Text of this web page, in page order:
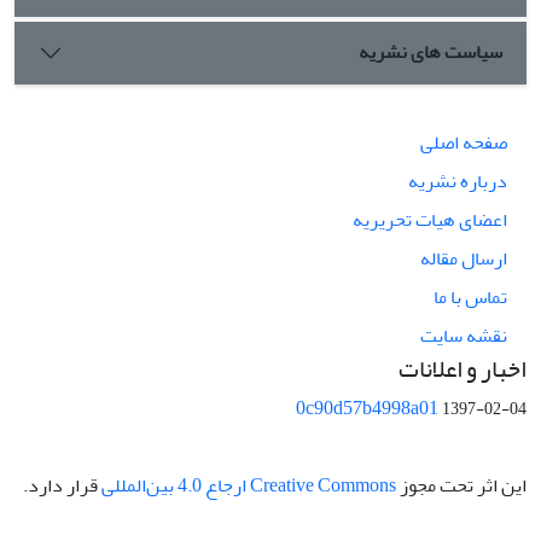
سیاست های نشریه
صفحه اصلی
درباره نشریه
اعضای هیات تحریریه
ارسال مقاله
تماس با ما
نقشه سایت
اخبار و اعلانات
0c90d57b4998a011397-02-04
این اثر تحت مجوز Creative Commons ارجاع 4.0 بین‌المللی قرار دارد.